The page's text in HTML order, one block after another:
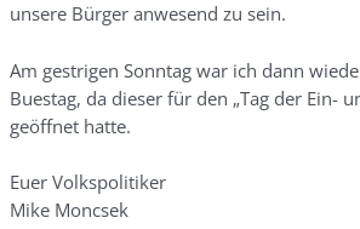
unsere Bürger anwesend zu sein.
Am gestrigen Sonntag war ich dann
Buestag, da dieser für den „Tag der Ein-
geöffnet hatte.
Euer Volkspolitiker
Mike Moncsek